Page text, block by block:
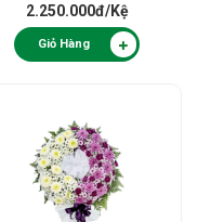
2.250.000đ/Kệ
Giỏ Hàng